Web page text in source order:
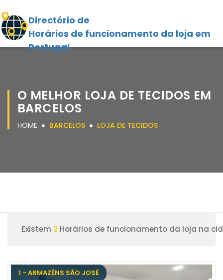
Directório de
Horários de funcionamento da loja em
Portugal
O MELHOR LOJA DE TECIDOS EM
BARCELOS
HOME BARCELOS LOJA DE TECIDOS
Existem 2 Horários de funcionamento da loja na
1 - ARMAZÉNS SÃO JOSÉ